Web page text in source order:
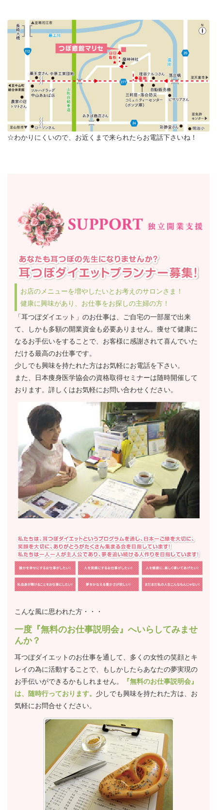
☆わかりにくいので、お近くまで来られたらお電話下さいね！
お店のメニューを増やしたいとお考えのサロンさま！
健康に興味があり、お仕事をお探しの主婦の方！
「耳つぼダイエット」のお仕事は、ご自宅の一部屋で出来
て、しかも多額の開業資金も必要ありません。痩せて健康に
なるお手伝いをすることで、お客様に感謝されて喜んでいた
だける最高のお仕事です。
少しでも興味を持たれた方はお気軽にお電話を下さい。
また、日本痩身医学協会の資格取得セミナーは随時開催して
おります。詳しくはお気軽にお問い合わせください。
こんな風に思われた方・・・
一度『無料のお仕事説明会』へいらしてみませ
んか？
耳つぼダイエットのお仕事を通して、多くの女性の笑顔とキ
レイの為に活動することで、もしかしたらあなたの夢実現の
お手伝いができるかもしれません。
『無料のお仕事説明会』
は、随時行っております。 少しでも興味を持たれた方は、お
気軽にお問合せください。